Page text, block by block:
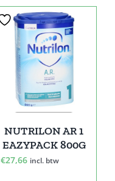
NUTRILON AR 1
EAZYPACK 800G
€27,66 incl. btw